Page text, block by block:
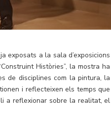
exposats a la sala d’exposicions
Històries”, la mostra ha
de disciplines com la pintura, la
i reflecteixen els temps que
li a reflexionar sobre la realitat, el